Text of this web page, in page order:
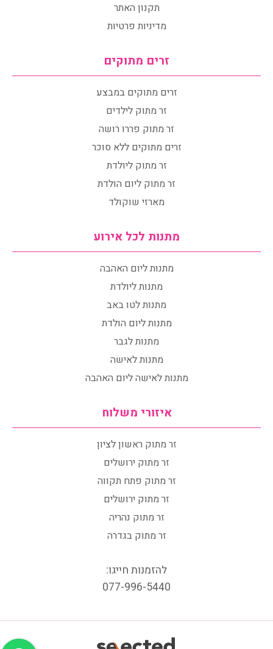
תקנון האתר
מדיניות פרטיות
זרים מתוקים
זרים מתוקים במבצע
זר מתוק לילדים
זר מתוק פררו רושה
זרים מתוקים ללא סוכר
זר מתוק ליולדת
זר מתוק ליום הולדת
מארזי שוקולד
מתנות לכל אירוע
מתנות ליום האהבה
מתנות ליולדת
מתנות לטו באב
מתנות ליום הולדת
מתנות לגבר
מתנות לאישה
מתנות לאישה ליום האהבה
איזורי משלוח
זר מתוק ראשון לציון
זר מתוק ירושלים
זר מתוק פתח תקווה
זר מתוק ירושלים
זר מתוק נהריה
זר מתוק בגדרה
להזמנות חייגו:
077-996-5440